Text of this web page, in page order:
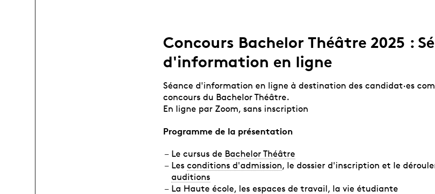
Concours Bachelor Théâtre 2025 :
d'information en ligne
Séance d'information en ligne à destination des candidat·es
concours du Bachelor Théâtre.
En ligne par Zoom, sans inscription
Programme de la présentation
Le cursus de Bachelor Théâtre
Les conditions d'admission, le dossier d'inscription et le
auditions
La Haute école, les espaces de travail, la vie étudiante